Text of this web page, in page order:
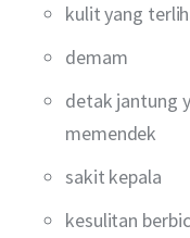
kulit yang
demam
detak jantung
memendek
sakit kepala
kesulitan